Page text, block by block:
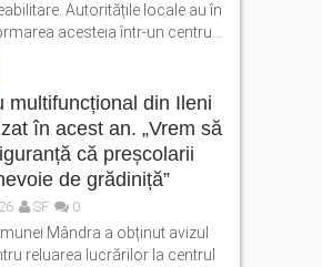
Autoritățile locale au în
acesteia într-un centru...
multifuncțional din Ileni
în acest an. „Vrem să
că preșcolarii
de grădiniță”
SF 0
Mândra a obținut avizul
reluarea lucrărilor la centrul